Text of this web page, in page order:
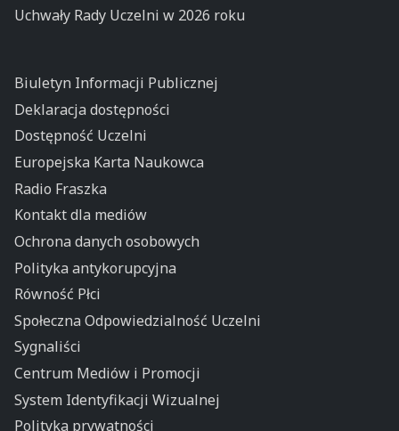
Uchwały Rady Uczelni w 2026 roku
Biuletyn Informacji Publicznej
Deklaracja dostępności
Dostępność Uczelni
Europejska Karta Naukowca
Radio Fraszka
Kontakt dla mediów
Ochrona danych osobowych
Polityka antykorupcyjna
Równość Płci
Społeczna Odpowiedzialność Uczelni
Sygnaliści
Centrum Mediów i Promocji
System Identyfikacji Wizualnej
Polityka prywatności